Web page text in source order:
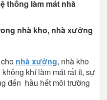
thống làm mát nhà
nhà kho, nhà xưởng
nhà xưởng, nhà kho
khí làm mát rất ít, sự
đến hầu hết môi trường